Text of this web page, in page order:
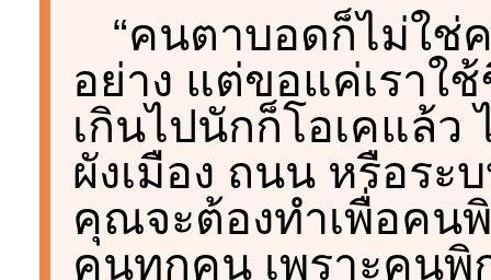
“คนตาบอดก็ไม่ใช่
อย่าง แต่ขอแค่เราใ
เกินไปนักก็โอเคแล้ว
ผังเมือง ถนน หรือระ
คุณจะต้องทำเพื่อคน
คนทุกคน เพราะคน